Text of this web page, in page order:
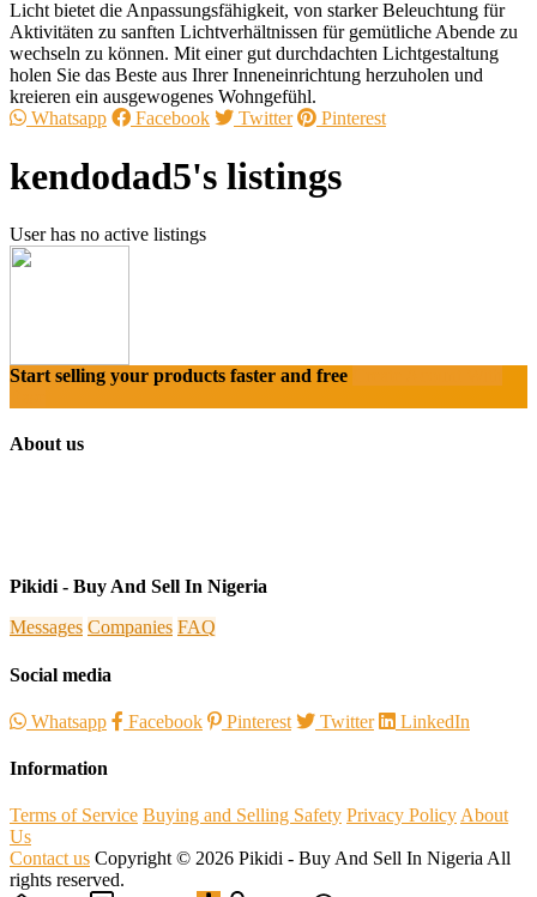
Licht bietet die Anpassungsfähigkeit, von starker Beleuchtung für
Aktivitäten zu sanften Lichtverhältnissen für gemütliche Abende zu
wechseln zu können. Mit einer gut durchdachten Lichtgestaltung
holen Sie das Beste aus Ihrer Inneneinrichtung herzuholen und
kreieren ein ausgewogenes Wohngefühl.
Whatsapp
Facebook Twitter Pinterest
kendodad5's listings
User has no active listings
Start selling your products faster and free
About us
Pikidi - Buy And Sell In Nigeria
Messages Companies FAQ
Social media
Whatsapp Facebook Pinterest Twitter LinkedIn
Information
Terms of Service Buying and Selling Safety Privacy PolicyAbout
Us
Contact us Copyright © 2026 Pikidi - Buy And Sell In Nigeria All
rights reserved.